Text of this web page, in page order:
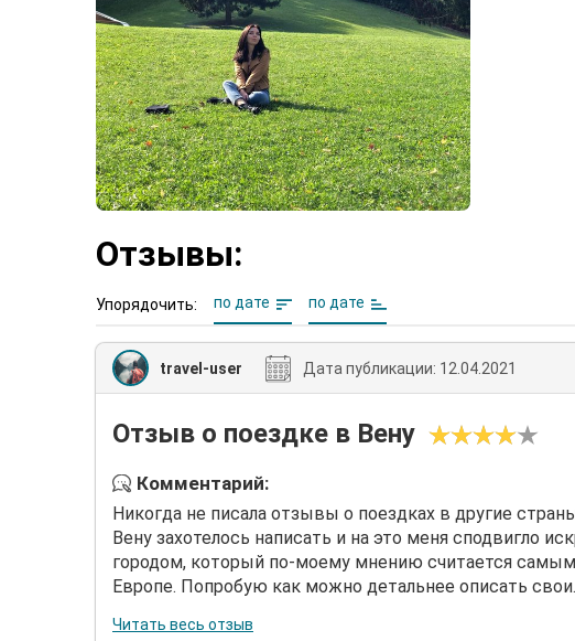
Отзывы:
Упорядочить: по дате по дате
travel-user Дата публикации: 12.04.2021
Отзыв о поездке в Вену
Комментарий:
Никогда не писала отзывы о поездках в другие
Вену захотелось написать и на это меня сподвигло
городом, который по-моему мнению считается
Европе. Попробую как можно детальнее описать
Читать весь отзыв